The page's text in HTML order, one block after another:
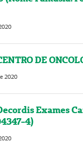
DE
2020
Exames
4)